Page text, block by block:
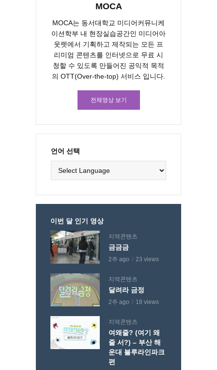
MOCA
MOCA는 동서대학교 미디어커뮤니케
이션학부 내 현장실습공간인 미디어아
웃렛에서 기획하고 제작되는 모든 프
리미엄 콘텐츠를 인터넷으로 무료 시
청할 수 있도록 만들어진 공익적 목적
의 OTT(Over-the-top) 서비스 입니다.
전체영상 보기
언어 선택
이번 달 인기 영상
지역콘텐츠
금금금
2주 ago 23 views
지역콘텐츠
달려라 금정
2주 ago 18 views
지역콘텐츠
여왜줄? (여기 왜
줄 서?) – 부산 해
운대 블루라인파크
편